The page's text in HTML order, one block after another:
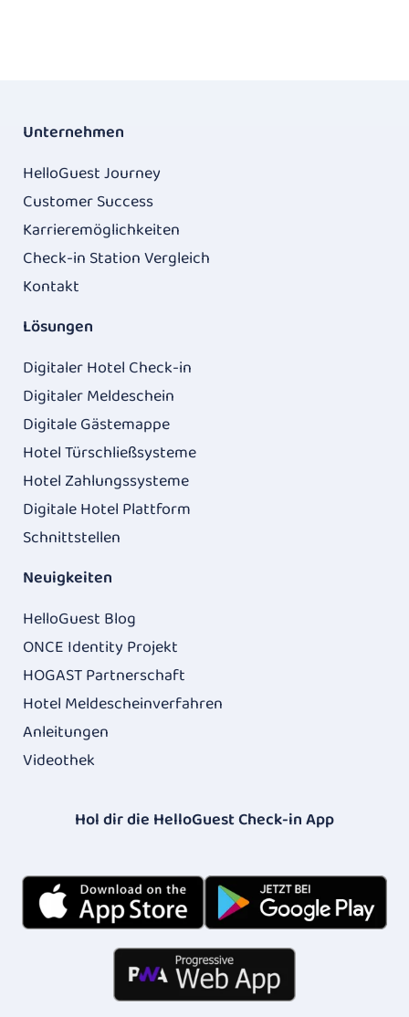
Unternehmen
HelloGuest Journey
Customer Success
Karrieremöglichkeiten
Check-in Station Vergleich
Kontakt
Lösungen
Digitaler Hotel Check-in
Digitaler Meldeschein
Digitale Gästemappe
Hotel Türschließsysteme
Hotel Zahlungssysteme
Digitale Hotel Plattform
Schnittstellen
Neuigkeiten
HelloGuest Blog
ONCE Identity Projekt
HOGAST Partnerschaft
Hotel Meldescheinverfahren
Anleitungen
Videothek
Hol dir die HelloGuest Check-in App​